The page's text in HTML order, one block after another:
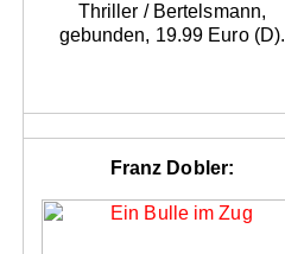
Thriller / Bertelsmann,
gebunden, 19.99 Euro (D).
Franz Dobler: